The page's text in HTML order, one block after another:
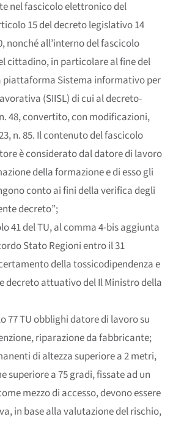
nel fascicolo elettronico del
15 del decreto legislativo 14
nonché all’interno del fascicolo
cittadino, in particolare al fine del
piattaforma Sistema informativo per
(SIISL) di cui al decreto-
48, convertito, con modificazioni,
n. 85. Il contenuto del fascicolo
è considerato dal datore di lavoro
della formazione e di esso gli
conto ai fini della verifica degli
decreto”;
41 del TU, al comma 4-bis aggiunta
Stato Regioni entro il 31
della tossicodipendenza e
decreto attuativo del Il Ministro della
77 TU obblighi datore di lavoro su
riparazione da fabbricante;
di altezza superiore a 2 metri,
superiore a 75 gradi, fissate ad un
mezzo di accesso, devono essere
in base alla valutazione del rischio,